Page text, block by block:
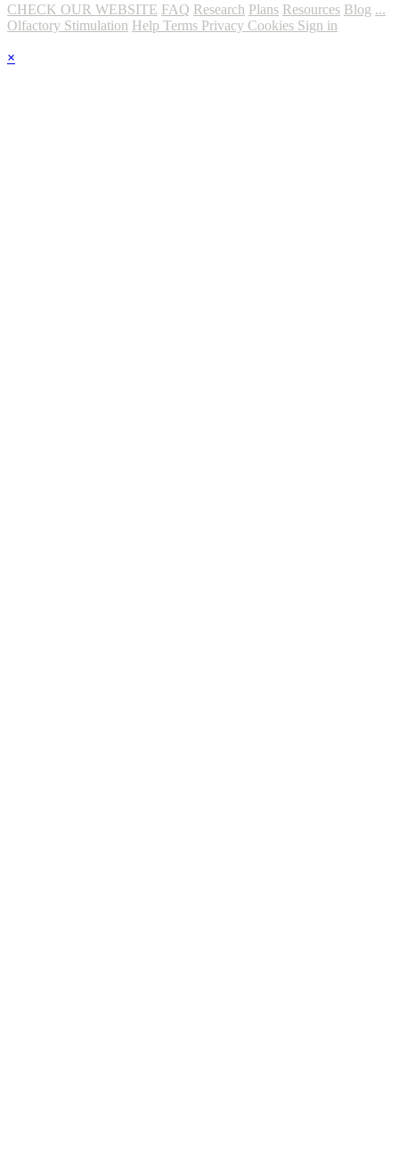
CHECK OUR WEBSITE FAQ Research Plans Resources Blog ...
Olfactory Stimulation Help Terms Privacy Cookies Sign in
×